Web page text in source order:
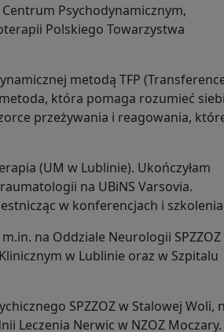
Psychodynamicznym,
Polskiego Towarzystwa
metodą TFP
która pomaga rozumieć
przeżywania i reagowania,
(UM w Lublinie). Ukończyłam
na UBiNS Varsovia.
w konferencjach i
na Oddziale Neurologii
w Lublinie oraz w Szpitalu
SPZZOZ w Stalowej Woli,
Leczenia Nerwic w NZOZ Moczary.